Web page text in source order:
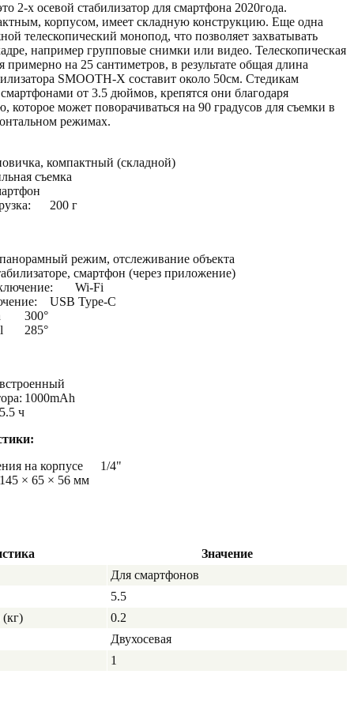
2-х осевой стабилизатор для смартфона 2020года.
корпусом, имеет складную конструкцию. Еще одна
телескопический монопод, что позволяет захватывать
например групповые снимки или видео. Телескопическая
примерно на 25 сантиметров, в результате общая длина
SMOOTH-X составит около 50см. Стедикам
от 3.5 дюймов, крепятся они благодаря
которое может поворачиваться на 90 градусов для съемки в
режимах.
компактный (складной)
съемка
200 г
панорамный режим, отслеживание объекта
смартфон (через приложение)
Wi-Fi
USB Type-C
300°
285°
встроенный
1000mAh
5.5 ч
на корпусе
1/4"
145 × 65 × 56 мм
Значение
Для смартфонов
5.5
(кг)
0.2
Двухосевая
1